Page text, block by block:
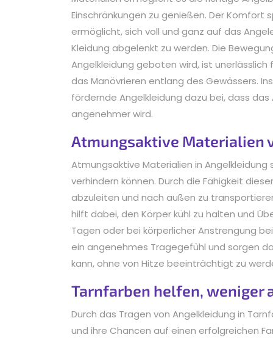
Einschränkungen zu genießen. Der
ermöglicht, sich voll und ganz auf das
Kleidung abgelenkt zu werden. Die
Angelkleidung geboten wird, ist unerlässlich
das Manövrieren entlang des Gewässers.
fördernde Angelkleidung dazu bei, dass
angenehmer wird.
Atmungsaktive Materialien
Atmungsaktive Materialien in
verhindern können. Durch die Fähigkeit
abzuleiten und nach außen zu
hilft dabei, den Körper kühl zu halten und
Tagen oder bei körperlicher Anstrengung
ein angenehmes Tragegefühl und sorgen
kann, ohne von Hitze beeinträchtigt zu
Tarnfarben helfen, weniger
Durch das Tragen von Angelkleidung in
und ihre Chancen auf einen erfolgreichen